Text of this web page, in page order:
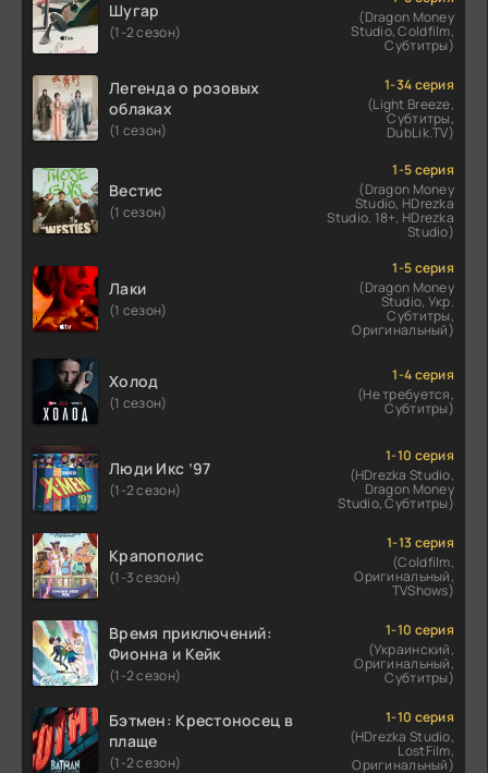
Шугар
(1-2 сезон)
(Dragon Money
Studio, Coldfilm,
Субтитры)
Легенда о розовых
облаках
(1 сезон)
1-34 серия
(Light Breeze,
Субтитры,
DubLik.TV)
Вестис
(1 сезон)
1-5 серия
(Dragon Money
Studio, HDrezka
Studio. 18+, HDrezka
Studio)
Лаки
(1 сезон)
1-5 серия
(Dragon Money
Studio, Укр.
Субтитры,
Оригинальный)
Холод
(1 сезон)
1-4 серия
(Не требуется,
Субтитры)
Люди Икс ’97
(1-2 сезон)
1-10 серия
(HDrezka Studio,
Dragon Money
Studio, Субтитры)
Крапополис
(1-3 сезон)
1-13 серия
(Coldfilm,
Оригинальный,
TVShows)
Время приключений:
Фионна и Кейк
(1-2 сезон)
1-10 серия
(Украинский,
Оригинальный,
Субтитры)
Бэтмен: Крестоносец в
плаще
(1-2 сезон)
1-10 серия
(HDrezka Studio,
LostFilm,
Оригинальный)